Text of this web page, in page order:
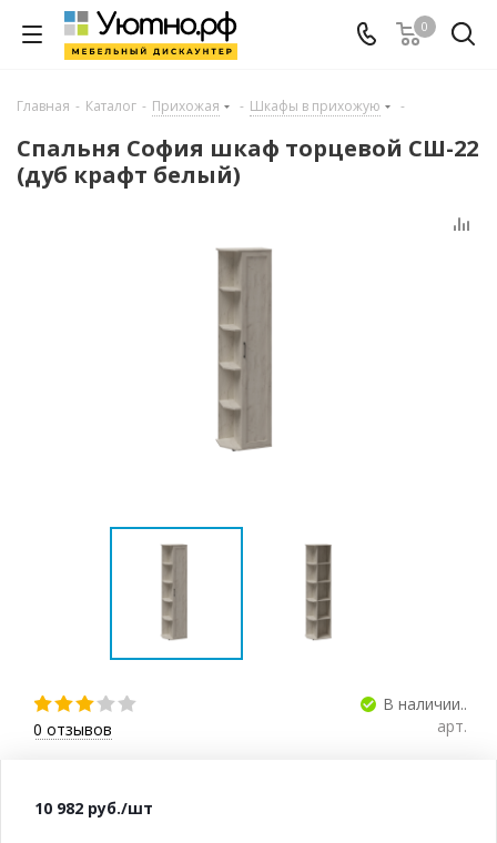
0
Главная - Каталог - Прихожая - Шкафы в прихожую -
Спальня София шкаф торцевой СШ-22
(дуб крафт белый)
0 отзывов
В наличии..
арт.
10 982 руб./шт